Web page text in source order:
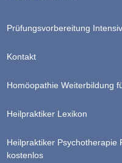
Prüfungsvorbereitung
Kontakt
Homöopathie Weiterbildung
Heilpraktiker Lexikon
Heilpraktiker Psychotherapie
kostenlos